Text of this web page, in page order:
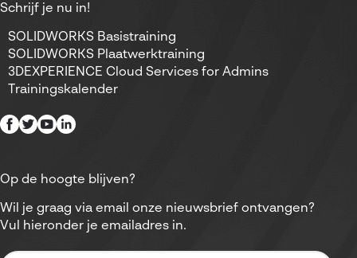
Schrijf je nu in!
SOLIDWORKS Basistraining
SOLIDWORKS Plaatwerktraining
3DEXPERIENCE Cloud Services for Admins
Trainingskalender
Op de hoogte blijven?
Wil je graag via email onze nieuwsbrief ontvangen?
Vul hieronder je emailadres in.